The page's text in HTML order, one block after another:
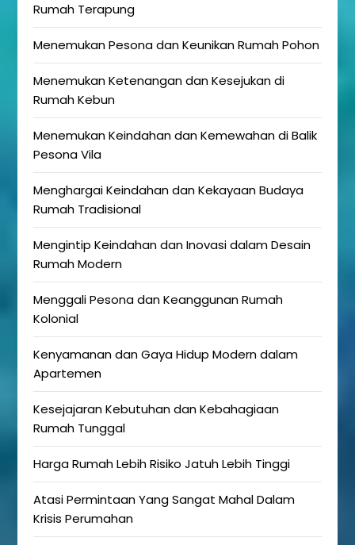
Rumah Terapung
Menemukan Pesona dan Keunikan Rumah Pohon
Menemukan Ketenangan dan Kesejukan di
Rumah Kebun
Menemukan Keindahan dan Kemewahan di Balik
Pesona Vila
Menghargai Keindahan dan Kekayaan Budaya
Rumah Tradisional
Mengintip Keindahan dan Inovasi dalam Desain
Rumah Modern
Menggali Pesona dan Keanggunan Rumah
Kolonial
Kenyamanan dan Gaya Hidup Modern dalam
Apartemen
Kesejajaran Kebutuhan dan Kebahagiaan
Rumah Tunggal
Harga Rumah Lebih Risiko Jatuh Lebih Tinggi
Atasi Permintaan Yang Sangat Mahal Dalam
Krisis Perumahan